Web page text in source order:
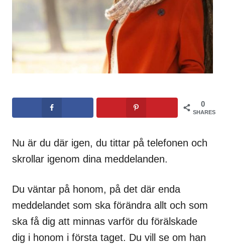
0
SHARES
Nu är du där igen, du tittar på telefonen och
skrollar igenom dina meddelanden.
Du väntar på honom, på det där enda
meddelandet som ska förändra allt och som
ska få dig att minnas varför du förälskade
dig i honom i första taget. Du vill se om han